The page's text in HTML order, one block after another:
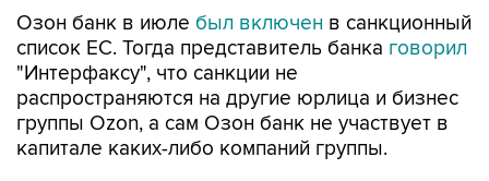
Озон банк в июле был включен в санкционный
список ЕС. Тогда представитель банка говорил
"Интерфаксу", что санкции не
распространяются на другие юрлица и бизнес
группы Ozon, а сам Озон банк не участвует в
капитале каких-либо компаний группы.